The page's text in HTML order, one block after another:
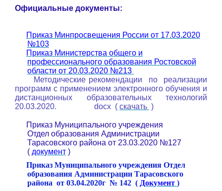
Официальные документы:
Приказ Минпросвещения России от 17.03.2020
№103
Приказ Министерства общего и
профессионального образования Ростовской
области от 20.03.2020 №213
Методические рекомендации по реализации
программ с применением электронного обучения и
дистанционных образовательных технологий
20.03.2020. docx ( скачать )
Приказ Муниципального учреждения
Отдел образования Администрации
Тарасовского района от 23.03.2020 №127
( документ)
Приказ Муниципального учреждения Отдел
образования Администрации Тарасовского
района от 03.04.2020г № 142 ( Документ )